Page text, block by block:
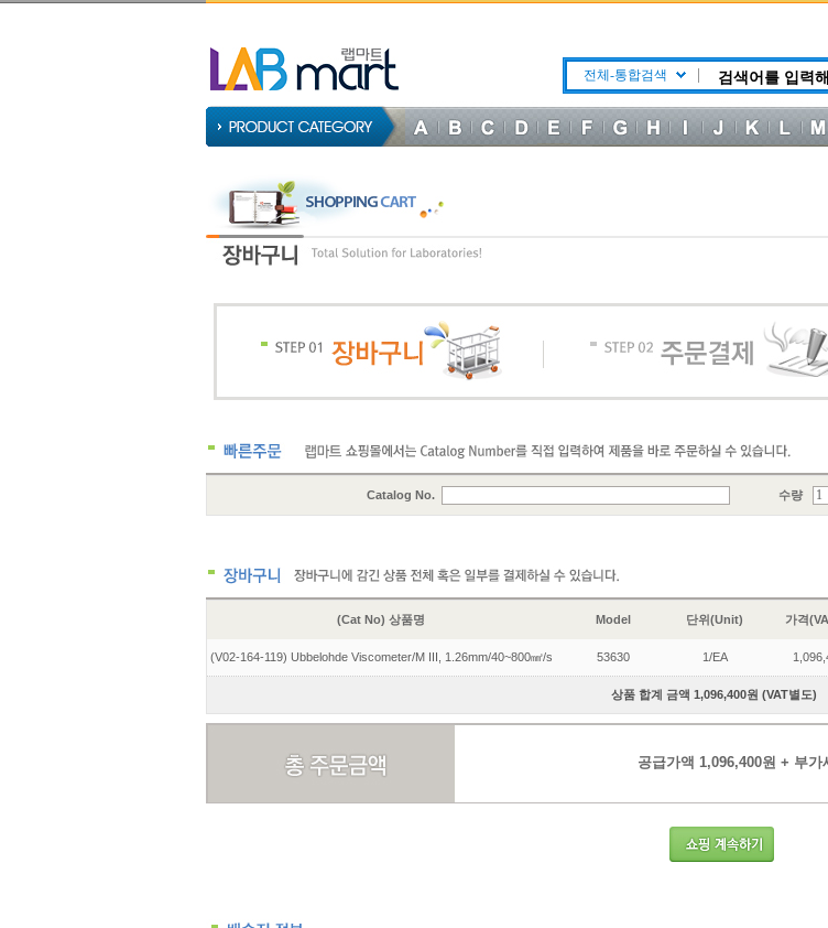
전체-통합검색
Catalog No. 수량
(Cat No) 상품명 Model 단위(Unit) 가격
(V02-164-119) Ubbelohde Viscometer/M III, 1.26mm/40~800㎟/s 53630 1/EA
상품 합계 금액 1,096,400원 (VAT별도)
공급가액 1,096,400원 + 부